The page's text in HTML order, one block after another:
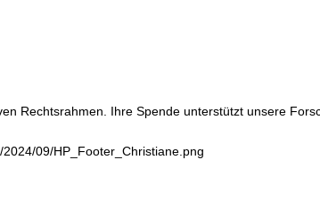
Rechtsrahmen. Ihre Spende unterstützt unsere